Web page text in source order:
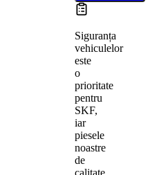
Siguranța
vehiculelor
este
o
prioritate
pentru
SKF,
iar
piesele
noastre
de
calitate